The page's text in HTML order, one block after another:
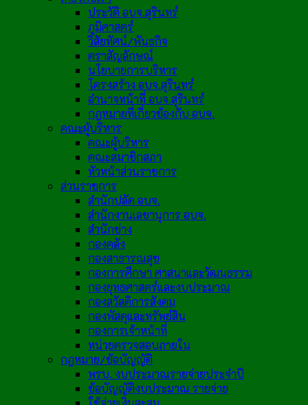
ประวัติ อบจ.สุรินทร์
ภูมิศาสตร์
วิสัยทัศน์/พันธกิจ
ตราสัญลักษณ์
นโยบายการบริหาร
โครงสร้าง อบจ.สุรินทร์
อำนาจหน้าที่ อบจ.สุรินทร์
กฎหมายที่เกี่ยวข้องกับ อบจ.
คณะผู้บริหาร
คณะผู้บริหาร
คณะสมาชิกสภา
หัวหน้าส่วนราชการ
ส่วนราชการ
สำนักปลัด อบจ.
สำนักงานเลขานุการ อบจ.
สำนักช่าง
กองคลัง
กองสาธารณสุข
กองการศึกษา ศาสนาและวัฒนธรรม
กองยุทธศาสตร์และงบประมาณ
กองสวัสดิการสังคม
กองพัสดุและทรัพย์สิน
กองการเจ้าหน้าที่
หน่วยตรวจสอบภายใน
กฎหมาย/ข้อบัญญัติ
พรบ. งบประมาณรายจ่ายประจำปี
ข้อบัญญัติงบประมาณ รายจ่าย